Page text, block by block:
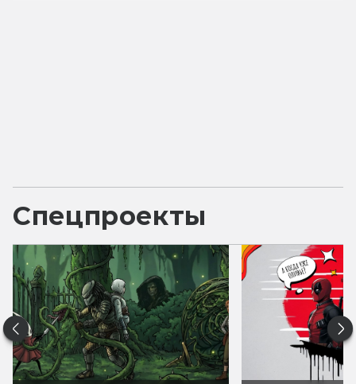
Спецпроекты